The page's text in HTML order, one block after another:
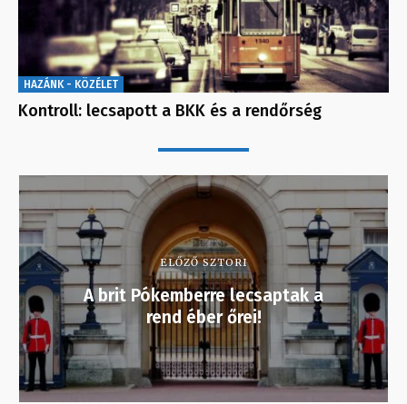
HAZÁNK - KÖZÉLET
Kontroll: lecsapott a BKK és a rendőrség
ELŐZŐ SZTORI
A brit Pókemberre lecsaptak a
rend éber őrei!